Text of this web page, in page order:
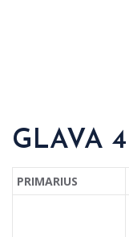
GLAVA 4
PRIMARIUS